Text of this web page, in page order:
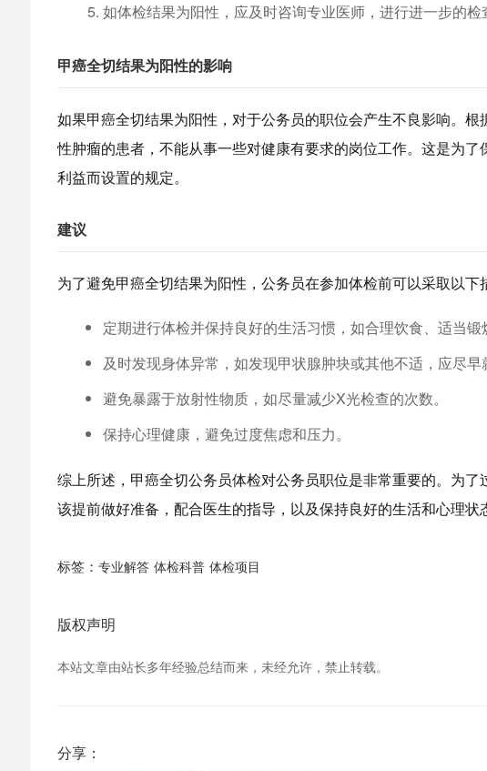
如体检结果为阳性，应及时咨询专业医师，进行进一步的检
甲癌全切结果为阳性的影响
如果甲癌全切结果为阳性，对于公务员的职位会产生不良影响。
性肿瘤的患者，不能从事一些对健康有要求的岗位工作。这是为
利益而设置的规定。
建议
为了避免甲癌全切结果为阳性，公务员在参加体检前可以采取以下
定期进行体检并保持良好的生活习惯，如合理饮食、适当锻
及时发现身体异常，如发现甲状腺肿块或其他不适，应尽早
避免暴露于放射性物质，如尽量减少X光检查的次数。
保持心理健康，避免过度焦虑和压力。
综上所述，甲癌全切公务员体检对公务员职位是非常重要的。为
该提前做好准备，配合医生的指导，以及保持良好的生活和心理状
标签： 专业解答 体检科普 体检项目
版权声明
本站文章由站长多年经验总结而来，未经允许，禁止转载。
分享：